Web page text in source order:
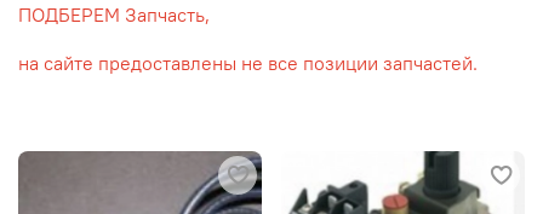
ПОДБЕРЕМ Запчасть,
на сайте предоставлены не все позиции запчастей.